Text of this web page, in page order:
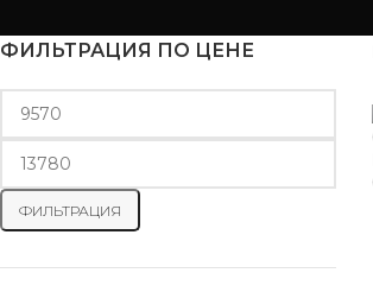
ФИЛЬТРАЦИЯ ПО ЦЕНЕ
ФИЛЬТРАЦИЯ